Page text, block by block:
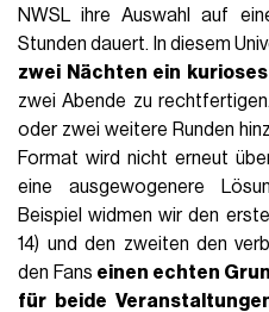
NWSL ihre Auswahl auf
Stunden dauert. In diesem
zwei Nächten ein
zwei Abende zu
oder zwei weitere Runden
Format wird nicht erneut
eine ausgewogenere
Beispiel widmen wir den
14) und den zweiten den
den Fans einen echten
für beide